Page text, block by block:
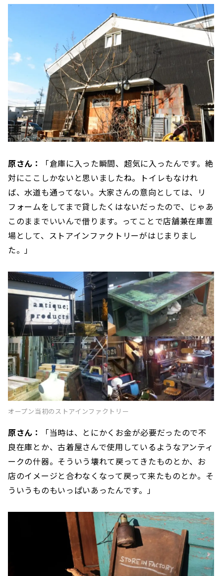
原さん：
「倉庫に入った瞬間、超気に入ったんです。絶
対にここしかないと思いましたね。トイレもなけれ
ば、水道も通ってない。大家さんの意向としては、リ
フォームをしてまで貸したくはないだったので、じゃあ
このままでいいんで借ります。ってことで店舗兼在庫置
場として、ストアインファクトリーがはじまりまし
た。」
オープン当初のストアインファクトリー
原さん：
「当時は、とにかくお金が必要だったので不
良在庫とか、古着屋さんで使用しているようなアンティ
ークの什器。そういう壊れて戻ってきたものとか、お
店のイメージと合わなくなって戻って来たものとか。そ
ういうものもいっぱいあったんです。」